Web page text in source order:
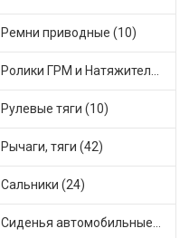
Ремни приводные (10)
Ролики ГРМ и Натяжители (17)
Рулевые тяги (10)
Рычаги, тяги (42)
Сальники (24)
Сиденья автомобильные (1)